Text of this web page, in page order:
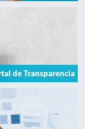
de Transparencia